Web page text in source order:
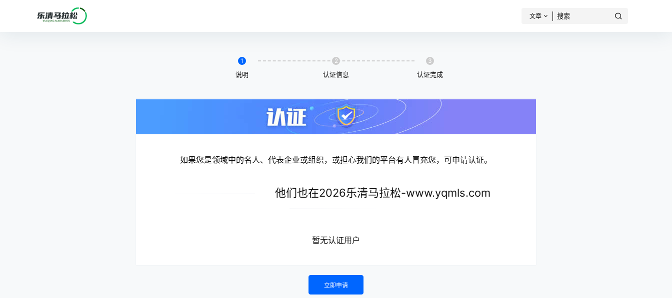
文章
1
说明
2
认证信息
3
认证完成
如果您是领域中的名人、代表企业或组织，或担心我们的平台有人冒充您，可申请认证。
他们也在2026乐清马拉松-www.yqmls.com
暂无认证用户
立即申请